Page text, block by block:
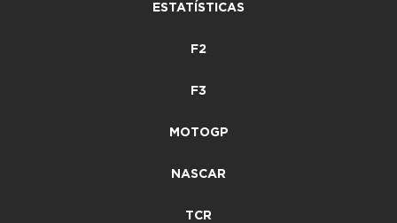
ESTATÍSTICAS
F2
F3
MOTOGP
NASCAR
TCR